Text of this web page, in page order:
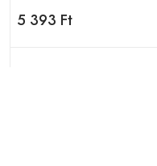
5 393 Ft